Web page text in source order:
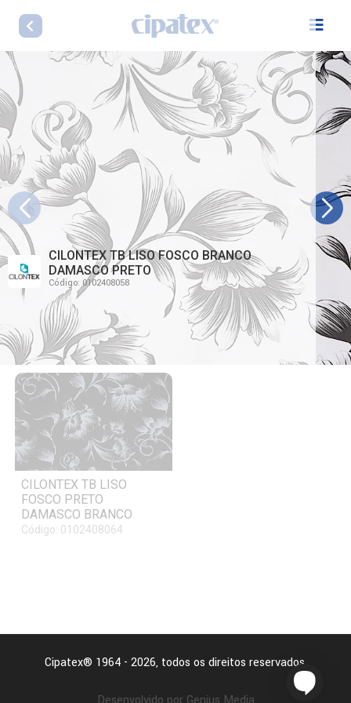
CILONTEX TB LISO FOSCO BRANCO
DAMASCO PRETO
Código: 0102408058
LINHA CILONTEX TB LISO FOSCO
CILONTEX TB LISO
FOSCO PRETO
DAMASCO BRANCO
Código: 0102408064
Cipatex® 1964 - 2026, todos os direitos reservados.